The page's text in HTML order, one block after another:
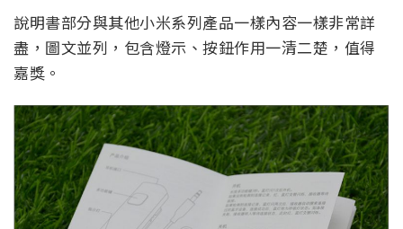
說明書部分與其他小米系列產品一樣內容一樣非常詳
盡，圖文並列，包含燈示、按鈕作用一清二楚，值得
嘉獎。